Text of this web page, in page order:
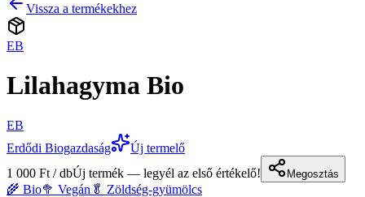
Vissza a termékekhez
EB
Lilahagyma Bio
EB
Erdődi Biogazdaság
Új termelő
1 000 Ft / dbÚj termék — legyél az első értékelő! Megosztás
🌾 Bio🥦 Vegán 🥬 Zöldség-gyümölcs